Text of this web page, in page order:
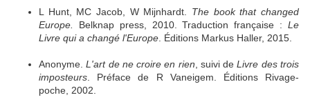
L Hunt, MC Jacob, W Mijnhardt. The book that changed
Europe.
Belknap press, 2010. Traduction française : Le
Livre qui a changé l'Europe . Éditions Markus Haller, 2015.
Anonyme.L'art de ne croire en rien , suivi deLivre des trois
imposteurs . Préface de R Vaneigem. Éditions Rivage-
poche, 2002.